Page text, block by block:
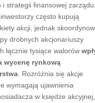
i strategii finansowej zarządu.
często kupują
akcji, jednak
drobnych akcjonariuszy
łącznie tysiące walorów
wycenę rynkową
. Rozróżnia się akcje
wymagają ujawnienia
w księdze akcyjnej,